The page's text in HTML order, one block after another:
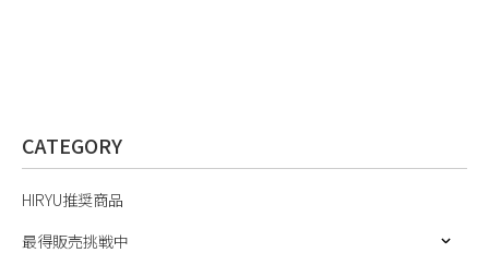
CATEGORY
HIRYU推奨商品
最得販売挑戦中